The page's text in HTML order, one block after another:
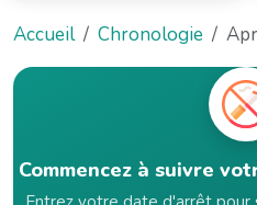
Accueil Chronologie
Commencez à suivre